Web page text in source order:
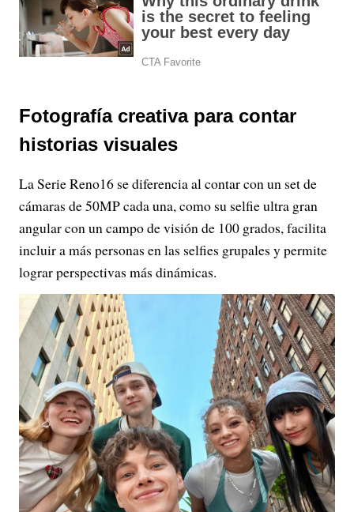
Fotografía creativa para contar
historias visuales
La Serie Reno16 se diferencia al contar con un set de
cámaras de 50MP cada una, como su selfie ultra gran
angular con un campo de visión de 100 grados, facilita
incluir a más personas en las selfies grupales y permite
lograr perspectivas más dinámicas.